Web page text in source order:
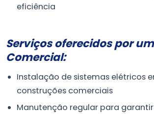
eficiência
Serviços oferecidos por
Comercial:
Instalação de sistemas elétricos
construções comerciais
Manutenção regular para